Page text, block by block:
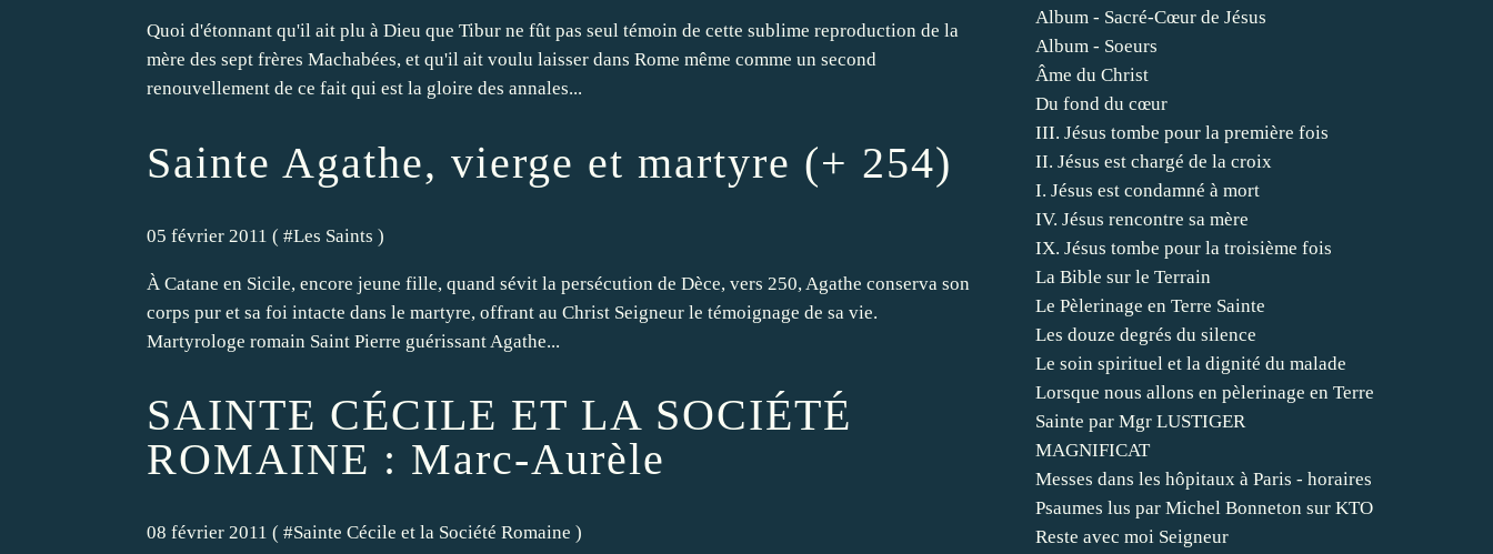
Quoi d'étonnant qu'il ait plu à Dieu que Tibur ne fût pas seul témoin de cette sublime reproduction de la
mère des sept frères Machabées, et qu'il ait voulu laisser dans Rome même comme un second
renouvellement de ce fait qui est la gloire des annales...
Sainte Agathe, vierge et martyre (+ 254)
05 février 2011 ( #Les Saints )
À Catane en Sicile, encore jeune fille, quand sévit la persécution de Dèce, vers 250, Agathe conserva son
corps pur et sa foi intacte dans le martyre, offrant au Christ Seigneur le témoignage de sa vie.
Martyrologe romain Saint Pierre guérissant Agathe...
SAINTE CÉCILE ET LA SOCIÉTÉ
ROMAINE : Marc-Aurèle
08 février 2011 ( #Sainte Cécile et la Société Romaine )
Album - Sacré-Cœur de Jésus
Album - Soeurs
Âme du Christ
Du fond du cœur
III. Jésus tombe pour la première fois
II. Jésus est chargé de la croix
I. Jésus est condamné à mort
IV. Jésus rencontre sa mère
IX. Jésus tombe pour la troisième fois
La Bible sur le Terrain
Le Pèlerinage en Terre Sainte
Les douze degrés du silence
Le soin spirituel et la dignité du malade
Lorsque nous allons en pèlerinage en Terre
Sainte par Mgr LUSTIGER
MAGNIFICAT
Messes dans les hôpitaux à Paris - horaires
Psaumes lus par Michel Bonneton sur KTO
Reste avec moi Seigneur